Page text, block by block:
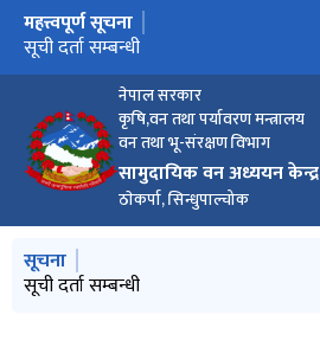
नेपाल सरकार
कृषि,वन तथा पर्यावरण मन्त्रालय
वन तथा भू-संरक्षण विभाग
सामुदायिक वन अध्ययन केन्द्र
ठाेकर्पा, सिन्धुपाल्चोक
मुख्य नेभिगेसनमा जानुहोस्
महत्त्वपूर्ण सूचना
सूची दर्ता सम्बन्धी
मुख्य नेभिगेसनमा जानुहोस्
सूचना
सूची दर्ता सम्बन्धी